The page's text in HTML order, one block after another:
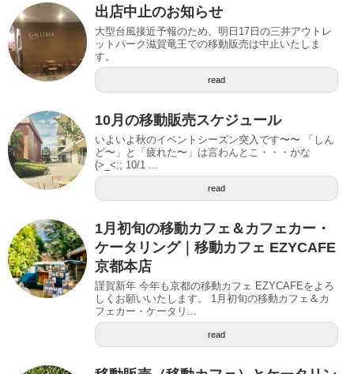
出店中止のお知らせ
大型台風接近予報のため、明日17日の三井アウトレ
ットパーク滋賀竜王での移動販売は中止いたしま
す。
read
10月の移動販売スケジュール
いよいよ秋のイベントシーズン突入です〜〜 「しん
ど〜」と「疲れた〜」は言わんとこ・・・かな
(>_<;; 10/1 ...
read
1月初旬の移動カフェ＆カフェカー・
ケータリング｜移動カフェ EZYCAFE
京都本店
謹賀新年 今年も京都の移動カフェ EZYCAFEをよろ
しくお願いいたします。 1月初旬の移動カフェ＆カ
フェカー・ケータリ...
read